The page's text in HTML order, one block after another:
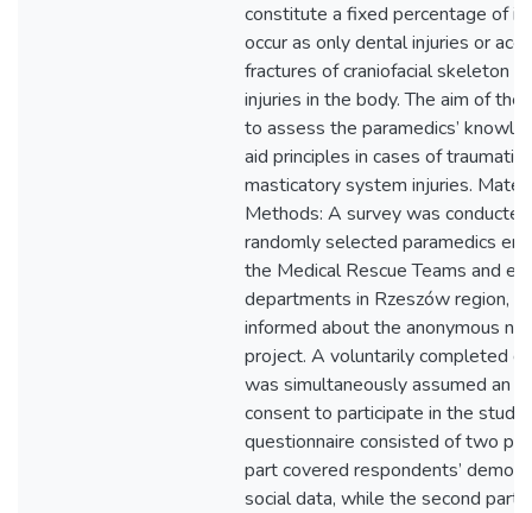
constitute a fixed percentage of
occur as only dental injuries or
fractures of craniofacial skeleton
injuries in the body. The aim of
to assess the paramedics’
aid principles in cases of traumatic
masticatory system injuries.
Methods: A survey was
randomly selected paramedics
the Medical Rescue Teams and
departments in Rzeszów region,
informed about the anonymous
project. A voluntarily completed
was simultaneously assumed an
consent to participate in the study.
questionnaire consisted of two
part covered respondents’
social data, while the second part